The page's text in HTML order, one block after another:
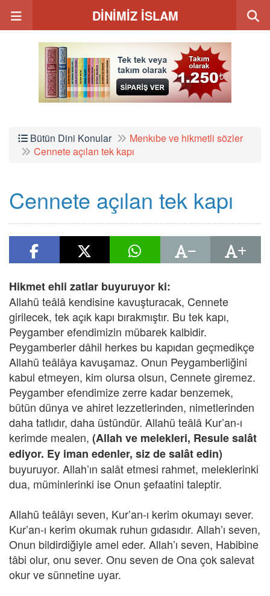
DİNİMİZ İSLAM
Bütün Dini Konular
Menkıbe ve hikmetli sözler
Cennete açılan tek kapı
Cennete açılan tek kapı
Hikmet ehli zatlar buyuruyor ki:
Allahü teâlâ kendisine kavuşturacak, Cennete
girilecek, tek açık kapı bırakmıştır. Bu tek kapı,
Peygamber efendimizin mübarek kalbidir.
Peygamberler dâhil herkes bu kapıdan geçmedikçe
Allahü teâlâya kavuşamaz. Onun Peygamberliğini
kabul etmeyen, kim olursa olsun, Cennete giremez.
Peygamber efendimize zerre kadar benzemek,
bütün dünya ve ahiret lezzetlerinden, nimetlerinden
daha tatlıdır, daha üstündür. Allahü teâlâ Kur’an-ı
kerimde mealen, (Allah ve melekleri, Resule salât
ediyor. Ey iman edenler, siz de salât edin)
buyuruyor. Allah’ın salât etmesi rahmet, meleklerinki
dua, müminlerinki ise Onun şefaatini taleptir.
Allahü teâlâyı seven, Kur’an-ı kerim okumayı sever.
Kur’an-ı kerim okumak ruhun gıdasıdır. Allah’ı seven,
Onun bildirdiğiyle amel eder. Allah’ı seven, Habibine
tâbi olur, onu sever. Onu seven de Ona çok salevat
okur ve sünnetine uyar.